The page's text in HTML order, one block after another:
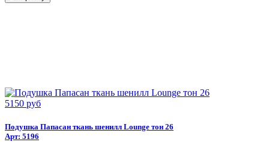
5150 руб
Подушка Папасан ткань шенилл Lounge тон 26
Арт: 5196